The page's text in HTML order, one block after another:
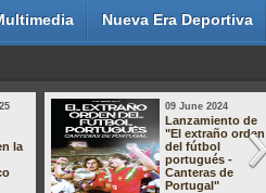
Nueva Era Deportiva
la
09 June 2024
Lanzamiento de
"El extraño orden
del fútbol
portugués -
Canteras de
Portugal"